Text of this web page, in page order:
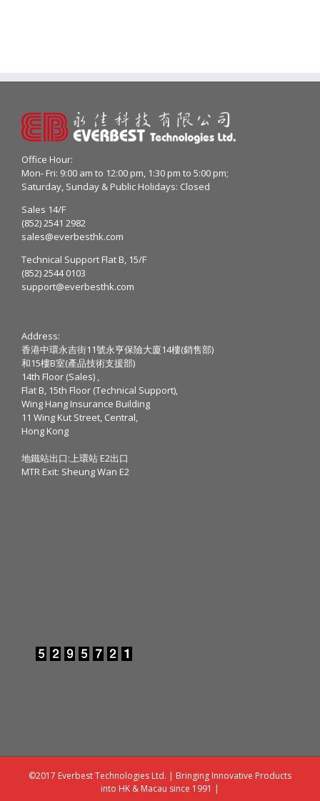
Office Hour:
Mon- Fri: 9:00 am to 12:00 pm, 1:30 pm to 5:00 pm;
Saturday, Sunday & Public Holidays: Closed
Sales 14/F
(852) 2541 2982
sales@everbesthk.com
Technical Support Flat B, 15/F
(852) 2544 0103
support@everbesthk.com
Address:
香港中環永吉街11號永亨保險大廈14樓(銷售部)
和15樓B室(產品技術支援部)
14th Floor (Sales) ,
Flat B, 15th Floor (Technical Support),
Wing Hang Insurance Building
11 Wing Kut Street, Central,
Hong Kong
地鐵站出口:上環站 E2出口
MTR Exit: Sheung Wan E2
©2017 Everbest Technologies Ltd. | Bringing Innovative Products
into HK & Macau since 1991 |